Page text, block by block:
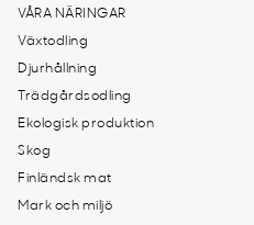
VÅRA NÄRINGAR
Växtodling
Djurhållning
Trädgårdsodling
Ekologisk produktion
Skog
Finländsk mat
Mark och miljö